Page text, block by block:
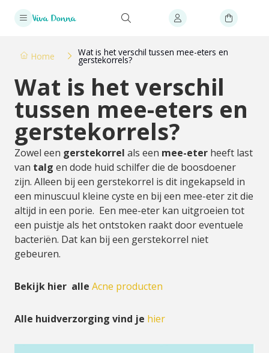
Home Wat is het verschil tussen mee-eters en
gerstekorrels?
Wat is het verschil
tussen mee-eters en
gerstekorrels?
Zowel een gerstekorrel als een mee-eter heeft last
van talg en dode huid schilfer die de boosdoener
zijn. Alleen bij een gerstekorrel is dit ingekapseld in
een minuscuul kleine cyste en bij een mee-eter zit die
altijd in een porie. Een mee-eter kan uitgroeien tot
een puistje als het ontstoken raakt door eventuele
bacteriën. Dat kan bij een gerstekorrel niet
gebeuren.
Bekijk hier alle Acne producten
Alle huidverzorging vind je hier